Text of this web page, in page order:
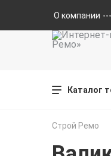
О компании
Каталог
Строй Ремо